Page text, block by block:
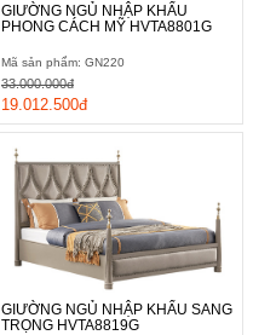
GIƯỜNG NGỦ NHẬP KHẨU
PHONG CÁCH MỸ HVTA8801G
Mã sản phẩm: GN220
19.012.500đ
33.000.000đ
GIƯỜNG NGỦ NHẬP KHẨU SANG
TRỌNG HVTA8819G